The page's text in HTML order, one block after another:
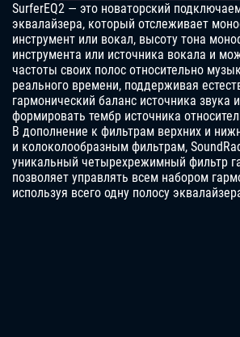
SurferEQ2 — это новаторский
эквалайзера, который отслеживает
инструмент или вокал, высоту тона
инструмента или источника вокала и
частоты своих полос относительно
реального времени, поддерживая
гармонический баланс источника звука
формировать тембр источника
В дополнение к фильтрам верхних и
и колоколообразным фильтрам,
уникальный четырехрежимный фильтр
позволяет управлять всем набором
используя всего одну полосу